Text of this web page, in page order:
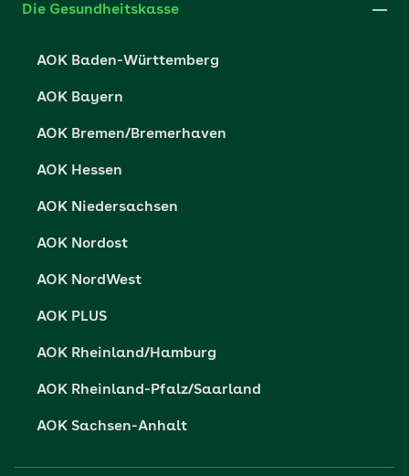
Partner der AOK
Presse- und Politikportal
Vertriebspartner-Service
Impressum
Die Gesundheitskasse
AOK Baden-Württemberg
AOK Bayern
AOK Bremen/Bremerhaven
AOK Hessen
AOK Niedersachsen
AOK Nordost
AOK NordWest
AOK PLUS
AOK Rheinland/Hamburg
AOK Rheinland-Pfalz/Saarland
AOK Sachsen-Anhalt